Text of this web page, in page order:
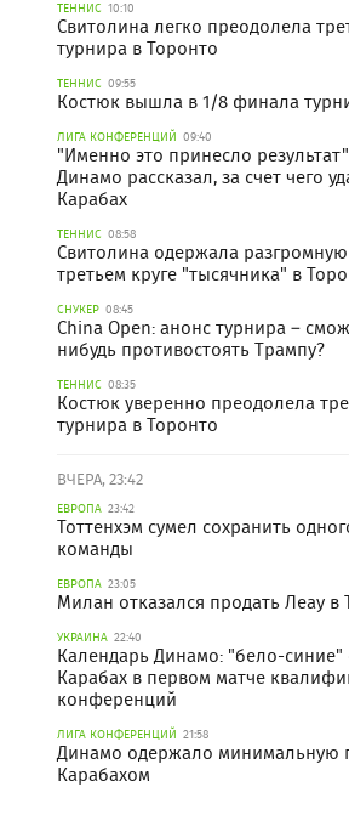
ТЕННИС 10:10
Свитолина легко преодолела
турнира в Торонто
ТЕННИС 09:55
Костюк вышла в 1/8 финала
ЛИГА КОНФЕРЕНЦИЙ 09:40
"Именно это принесло
Динамо рассказал, за счет чего
Карабах
ТЕННИС 08:58
Свитолина одержала
третьем круге "тысячника" в
СНУКЕР 08:45
China Open: анонс турнира –
нибудь противостоять Трампу?
ТЕННИС 08:35
Костюк уверенно преодолела
турнира в Торонто
ВЧЕРА, 23:42
ЕВРОПА 23:42
Тоттенхэм сумел сохранить
команды
ЕВРОПА 23:05
Милан отказался продать Леау в
УКРАИНА 22:40
Календарь Динамо: "бело-синие"
Карабах в первом матче
конференций
ЛИГА КОНФЕРЕНЦИЙ 21:58
Динамо одержало минимальную
Карабахом